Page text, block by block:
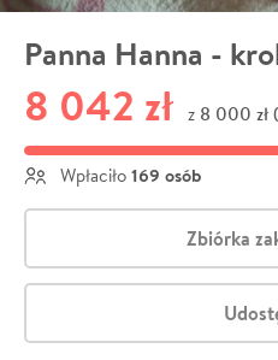
Panna Hanna -
8 042 zł z 8 000 zł
Wpłaciło 169 osób
Zbiórka